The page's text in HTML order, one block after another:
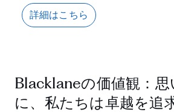
詳細はこちら
Blacklaneの価値観：
に、私たちは卓越を追